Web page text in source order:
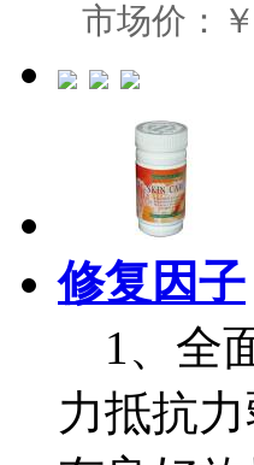
市场价：
修复因子
1、全
力抵抗